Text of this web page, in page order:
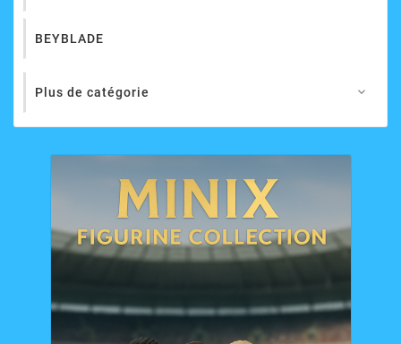
BEYBLADE
Plus de catégorie 